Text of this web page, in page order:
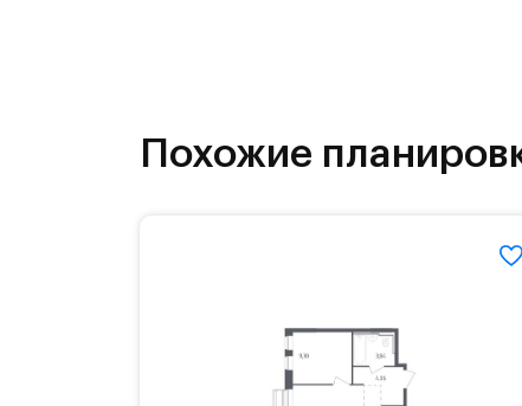
детей есть возможность
Территория квартала приватная,
Похожие